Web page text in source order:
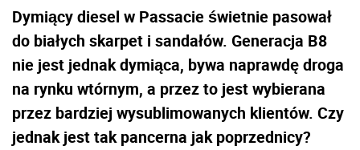
Dymiący diesel w Passacie świetnie pasował
do białych skarpet i sandałów. Generacja B8
nie jest jednak dymiąca, bywa naprawdę droga
na rynku wtórnym, a przez to jest wybierana
przez bardziej wysublimowanych klientów. Czy
jednak jest tak pancerna jak poprzednicy?